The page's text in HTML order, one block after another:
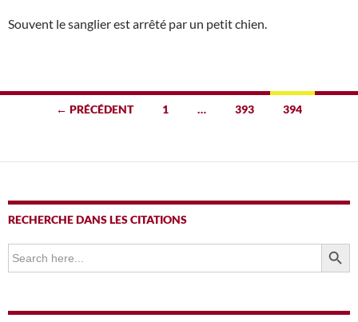
Souvent le sanglier est arrêté par un petit chien.
Navigation
articles
← PRÉCÉDENT 1 … 393 394
RECHERCHE DANS LES CITATIONS
Search
for:
SEARCH